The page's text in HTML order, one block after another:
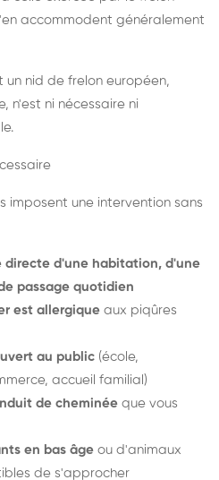
accommodent généralement
nid de frelon européen,
n'est ni nécessaire ni
imposent une intervention sans
directe d'une habitation, d'une
passage quotidien
est allergique aux piqûres
au public (école,
accueil familial)
de cheminée que vous
en bas âge ou d'animaux
de s'approcher